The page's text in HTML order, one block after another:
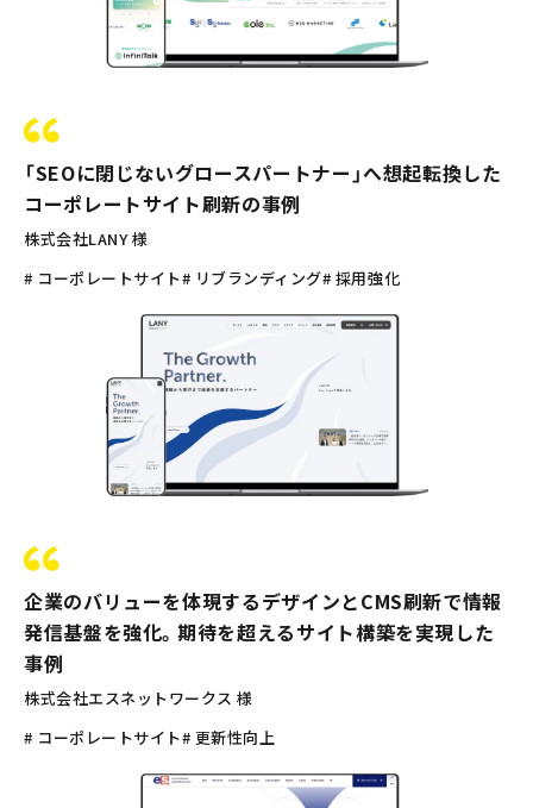
「SEOに閉じないグロースパートナー」へ想起転換した
コーポレートサイト刷新の事例
株式会社LANY 様
# コーポレートサイト# リブランディング# 採用強化
企業のバリューを体現するデザインとCMS刷新で情報
発信基盤を強化。期待を超えるサイト構築を実現した
事例
株式会社エスネットワークス 様
# コーポレートサイト# 更新性向上